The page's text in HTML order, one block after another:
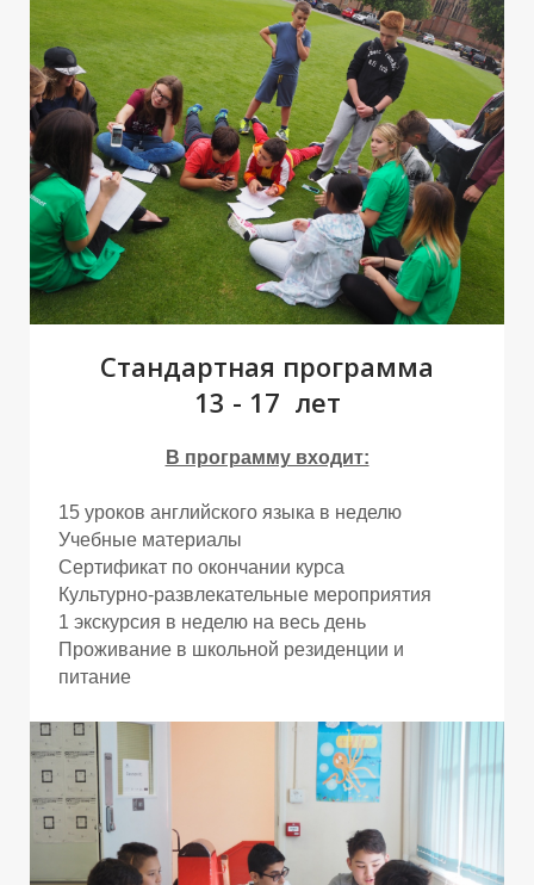
П
Стандартная программа
13 - 17 лет
В программу входит:
15 уроков английского языка в неделю
Учебные материалы
Сертификат по окончании курса
Культурно-развлекательные мероприятия
1 экскурсия в неделю на весь день
Проживание в школьной резиденции и
питание
П